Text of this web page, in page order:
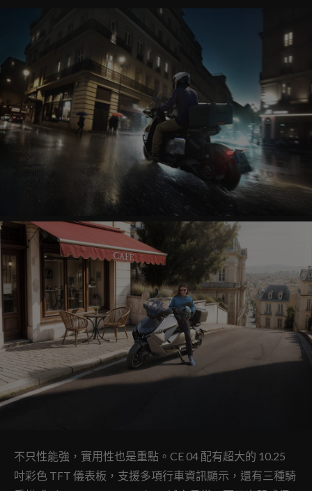
不只性能強，實用性也是重點。CE 04 配有超大的 10.25
吋彩色 TFT 儀表板，支援多項行車資訊顯示，還有三種騎